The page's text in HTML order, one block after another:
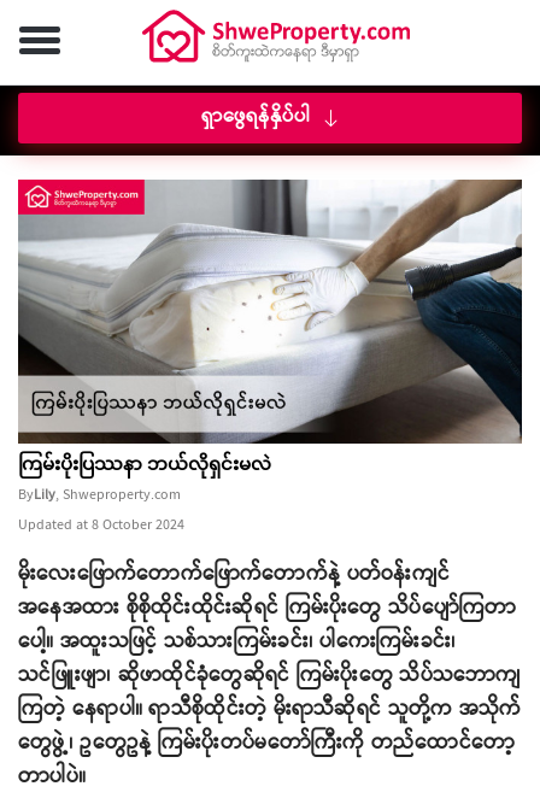
ရှာဖွေရန်နှိပ်ပါ
ကြမ်းပိုးပြဿနာ ဘယ်လိုရှင်းမလဲ
ByLily, Shweproperty.com
Updated at 8 October 2024
မိုးလေးဖြောက်တောက်ဖြောက်တောက်နဲ့ ပတ်ဝန်းကျင်
အနေအထား စိုစိုထိုင်းထိုင်းဆိုရင် ကြမ်းပိုးတွေ သိပ်ပျော်ကြတာ
ပေါ့။ အထူးသဖြင့် သစ်သားကြမ်းခင်း၊ ပါကေးကြမ်းခင်း၊
သင်ဖြူးဖျာ၊ ဆိုဖာထိုင်ခုံတွေဆိုရင် ကြမ်းပိုးတွေ သိပ်သဘောကျ
ကြတဲ့ နေရာပါ။ ရာသီစိုထိုင်းတဲ့ မိုးရာသီဆိုရင် သူတို့က အသိုက်
တွေဖွဲ့၊ ဥတွေဥနဲ့ ကြမ်းပိုးတပ်မတော်ကြီးကို တည်ထောင်တော့
တာပါပဲ။